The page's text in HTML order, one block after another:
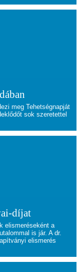
meg Tehetségnapját
sok szeretettel
díjat
elismeréseként a
is jár. A dr.
elismerés